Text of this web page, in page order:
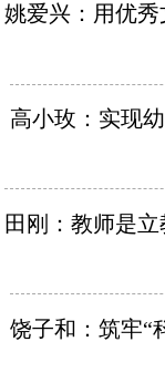
姚爱兴：用优
高小玫：实现
田刚：教师是
饶子和：筑牢“